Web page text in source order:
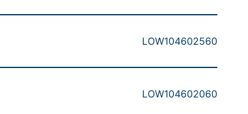
LOW104602560
LOW104602060